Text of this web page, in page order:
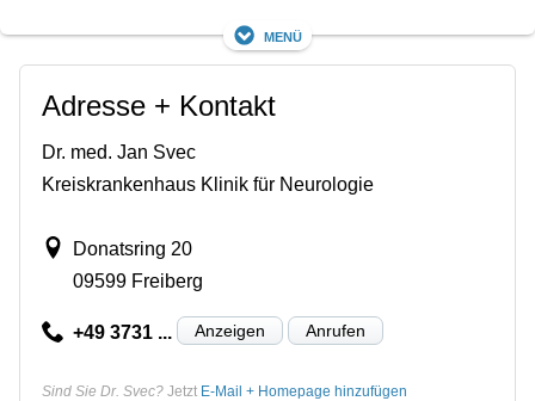
Menü
Adresse + Kontakt
Dr. med. Jan Svec
Kreiskrankenhaus Klinik für Neurologie
Donatsring 20
09599 Freiberg
+49 3731 ... Anzeigen Anrufen
Sind Sie Dr. Svec? Jetzt E-Mail + Homepage hinzufügen